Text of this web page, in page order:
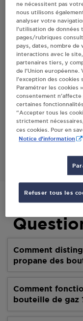
1
à
EPICERIE
VALAURIE
5 PLACE NICOLAS
26230VALAURIE
Comment
propane des
Comment
bouteille de gaz
ne nécessitent pas
nous utilisons
analyser votre
l’utilisation de données
pages/rubriques
pays, dates, nombre de
interactions avec le
partenaires tiers, y
de l’Union européenne.
l’exception des
Paramétrer les cookies
consentement n’affecte
certaines
“Accepter tous les
strictement
ces cookies. Pour en
Notice d'information
Refuser tous les